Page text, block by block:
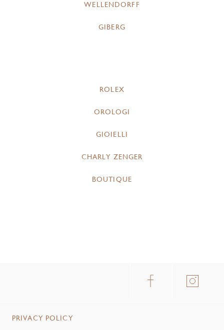
WELLENDORFF
GIBERG
ROLEX
OROLOGI
GIOIELLI
CHARLY ZENGER
BOUTIQUE
PRIVACY POLICY